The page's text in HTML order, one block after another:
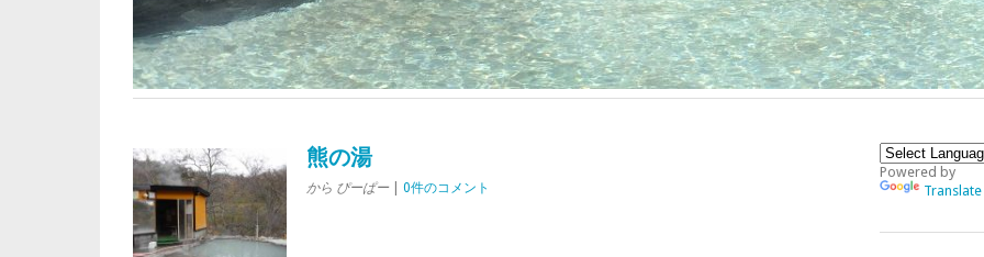
熊の湯
から ぴーぱー| 0件のコメント
Powered by
Translate